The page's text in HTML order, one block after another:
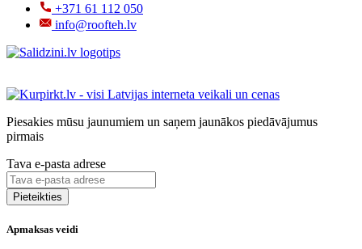
+371 61 112 050
info@roofteh.lv
Piesakies mūsu jaunumiem un saņem jaunākos piedāvājumus
pirmais
Tava e-pasta adrese
Apmaksas veidi